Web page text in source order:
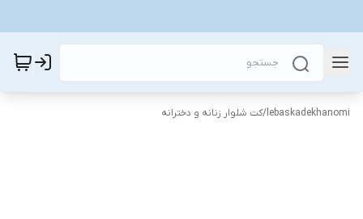
lebaskadekhanomi
/کت شلوار زنانه و دخترانه